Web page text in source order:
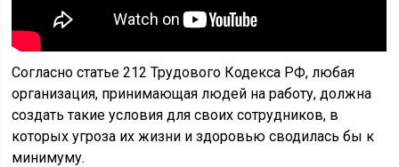
Согласно статье 212 Трудового Кодекса РФ, любая
организация, принимающая людей на работу, должна
создать такие условия для своих сотрудников, в
которых угроза их жизни и здоровью сводилась бы к
минимуму.